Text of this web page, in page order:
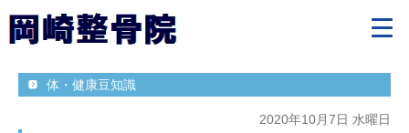
体・健康豆知識
2020年10月7日 水曜日